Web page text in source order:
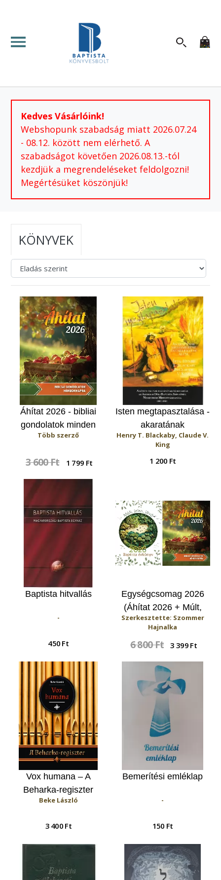
Kedves Vásárlóink!
Webshopunk szabadság miatt 2026.07.24
- 08.12. között nem elérhető. A
szabadságot követően 2026.08.13.-tól
kezdjük a megrendeléseket feldolgozni!
Megértésüket köszönjük!
KÖNYVEK
Áhítat 2026 - bibliai
gondolatok minden
napra
Több szerző
3 600 Ft 1 799 Ft
Isten megtapasztalása -
akaratának
megismerése és
cselekvése által
(Munkafüzet)
Henry T. Blackaby, Claude V.
King
1 200 Ft
Baptista hitvallás
-
450 Ft
Egységcsomag 2026
(Áhítat 2026 + Múlt,
jelen, jövő 2026
évkönyv)
Szerkesztette: Szommer
Hajnalka
6 800 Ft 3 399 Ft
Vox humana – A
Beharka-regiszter
Beke László
3 400 Ft
Bemerítési emléklap
-
150 Ft